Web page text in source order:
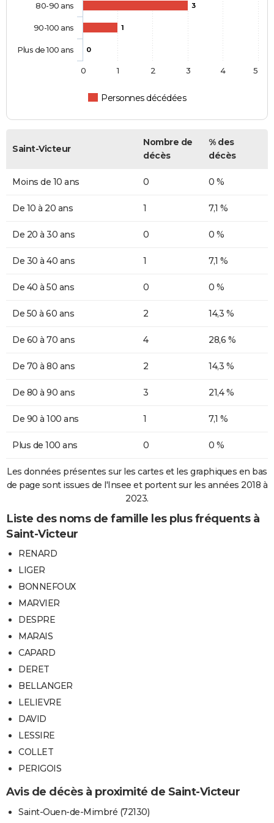
3
1
0
Personnes décédées
80-90 ans
90-100 ans
Plus de 100 ans
0 1 2 3 4 5
Saint-Victeur
Nombre de
décès
% des
décès
Moins de 10 ans 0 0 %
De 10 à 20 ans 1 7,1 %
De 20 à 30 ans 0 0 %
De 30 à 40 ans 1 7,1 %
De 40 à 50 ans 0 0 %
De 50 à 60 ans 2 14,3 %
De 60 à 70 ans 4 28,6 %
De 70 à 80 ans 2 14,3 %
De 80 à 90 ans 3 21,4 %
De 90 à 100 ans 1 7,1 %
Plus de 100 ans 0 0 %
Les données présentes sur les cartes et les graphiques en bas
de page sont issues de l'Insee et portent sur les années 2018 à
2023.
Liste des noms de famille les plus fréquents à
Saint-Victeur
RENARD
LIGER
BONNEFOUX
MARVIER
DESPRE
MARAIS
CAPARD
DERET
BELLANGER
LELIEVRE
DAVID
LESSIRE
COLLET
PERIGOIS
Avis de décès à proximité de Saint-Victeur
Saint-Ouen-de-Mimbré (72130)